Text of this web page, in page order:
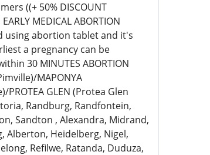
((+ 50% DISCOUNT
MEDICAL ABORTION
using abortion tablet and it's
a pregnancy can be
30 MINUTES ABORTION
MAPONYA
PROTEA GLEN (Protea Glen
Randburg, Randfontein,
Sandton , Alexandra, Midrand,
Alberton, Heidelberg, Nigel,
Refilwe, Ratanda, Duduza,